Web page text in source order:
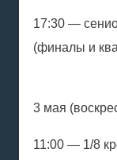
17:30 —
(финалы и
3 мая
11:00 — 1/8